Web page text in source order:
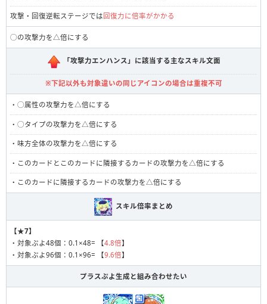
攻撃・回復逆転ステージでは 回復力に倍率がかかる
◯の攻撃力を△倍にする
「攻撃力エンハンス」に該当する主なスキル文面
※下記以外も対象違いの同じアイコンの場合は重複不可
・◯属性の攻撃力を△倍にする
・◯タイプの攻撃力を△倍にする
・味方全体の攻撃力を△倍にする
・このカードとこのカードに隣接するカードの攻撃力を△倍にする
・このカードに隣接するカードの攻撃力を△倍にする
スキル倍率まとめ
【★7】
・対象ぷよ48個：0.1×48= 【4.8倍】
・対象ぷよ96個：0.1×96= 【9.6倍】
プラスぷよ生成と組み合わせたい